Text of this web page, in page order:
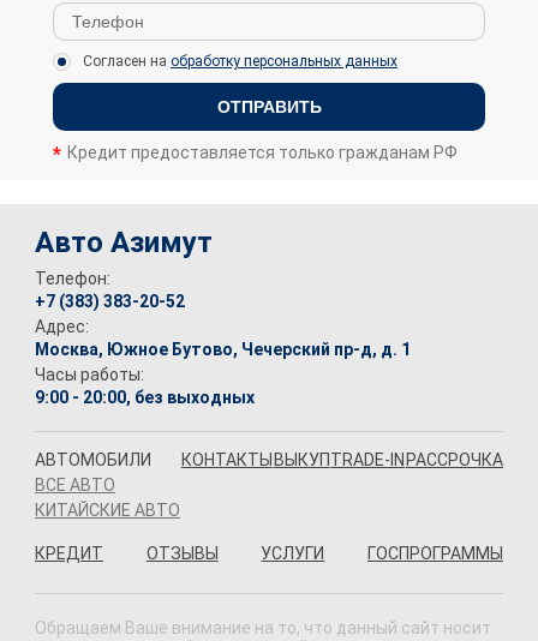
Согласен на обработку персональных данных
ОТПРАВИТЬ
Кредит предоставляется только гражданам РФ
Авто Азимут
Телефон:
+7 (383) 383-20-52
Адрес:
Москва, Южное Бутово, Чечерский пр-д, д. 1
Часы работы:
9:00 - 20:00, без выходных
АВТОМОБИЛИ
ВСЕ АВТО
КИТАЙСКИЕ АВТО
КОНТАКТЫВЫКУПTRADE-INРАССРОЧКА
КРЕДИТ ОТЗЫВЫ УСЛУГИ ГОСПРОГРАММЫ
Обращаем Ваше внимание на то, что данный сайт носит